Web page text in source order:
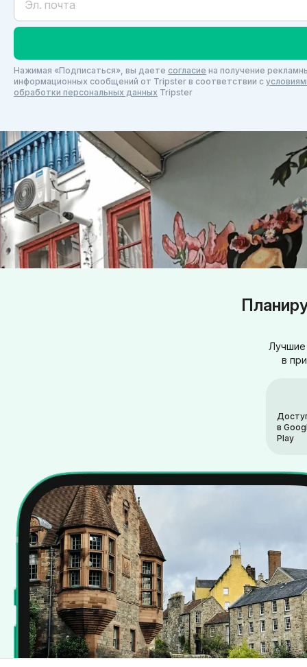
Нажимая «Подписаться», вы даете согласие на получение
информационных сообщений от Tripster в соответствии c
обработки персональных данных Tripster
в
в
Play